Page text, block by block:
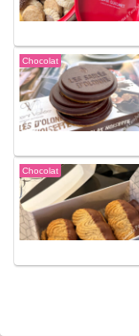
Chocolat
Chocolat